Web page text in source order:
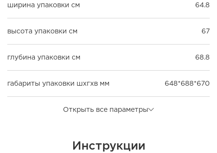
ширина упаковки см 64.8
высота упаковки см 67
глубина упаковки см 68.8
габариты упаковки шxгxв мм 648*688*670
Открыть все параметры
Инструкции